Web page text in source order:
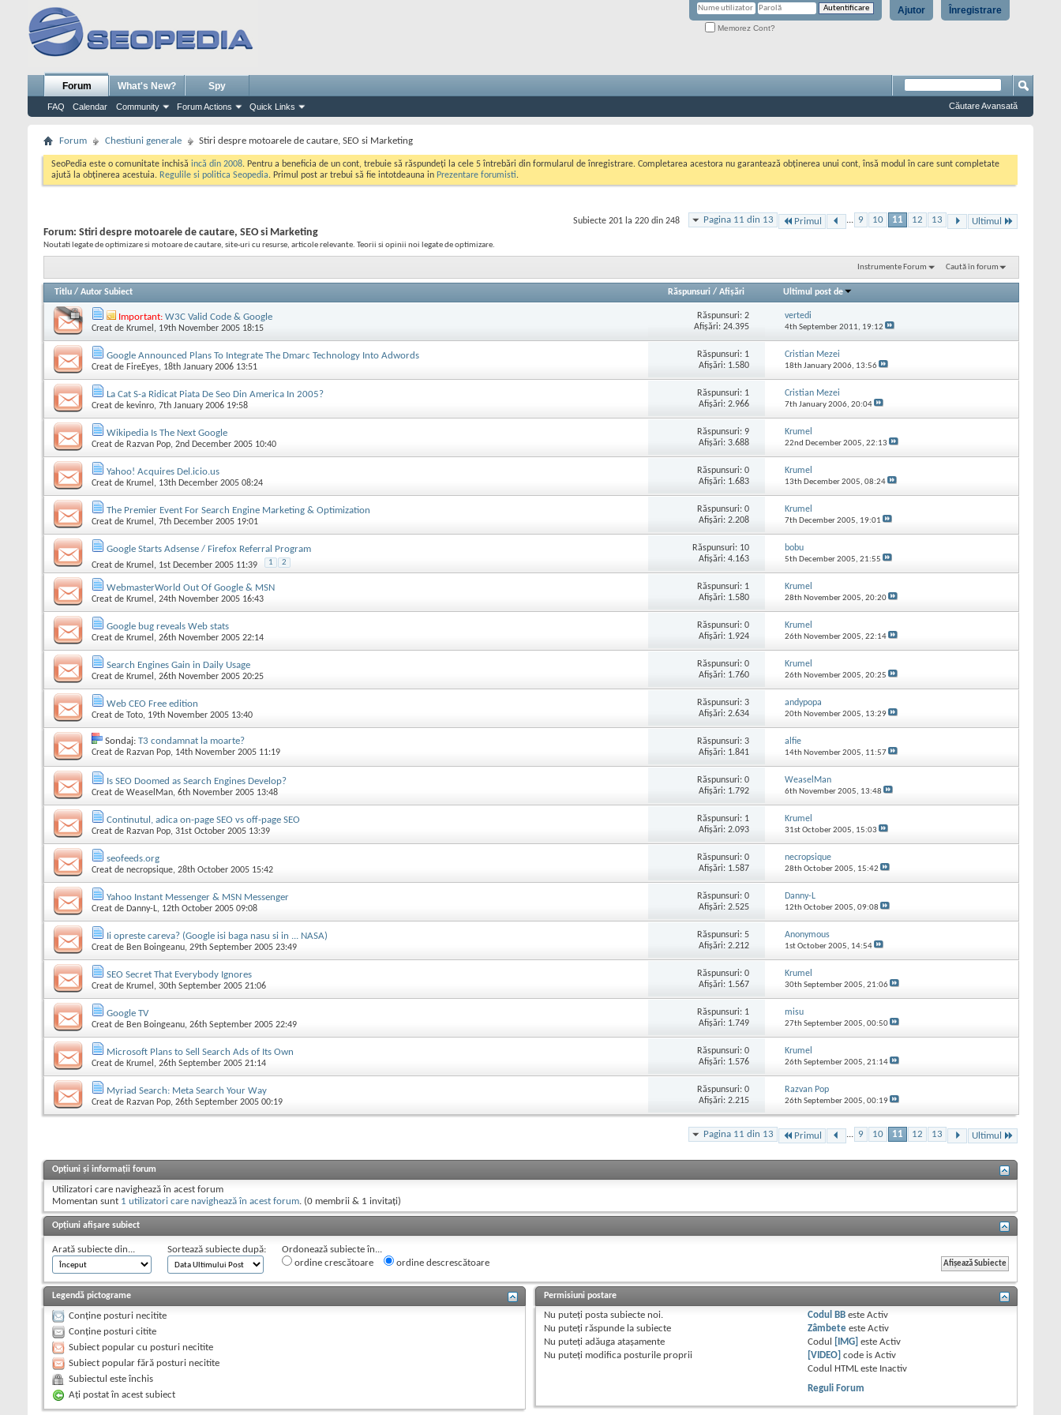
Înregistrare
Ajutor
Memorez Cont?
Forum
FAQ Calendar Community Forum Actions Quick Links
What's New? Spy
Căutare Avansată
Forum Chestiuni generale Stiri despre motoarele de cautare, SEO si Marketing
SeoPedia este o comunitate inchisă incă din 2008. Pentru a beneficia de un cont, trebuie să răspundeți la cele 5 întrebări din formularul de înregistrare. Completarea acestora nu garantează obținerea unui cont, însă modul în care sunt completate
ajută la obținerea acestuia. Regulile si politica Seopedia. Primul post ar trebui să fie intotdeauna in Prezentare forumisti.
Pagina 11 din 13 Primul ... 9 10 11 12 13 Ultimul
Subiecte 201 la 220 din 248
Forum: Stiri despre motoarele de cautare, SEO si Marketing
Noutati legate de optimizare si motoare de cautare, site-uri cu resurse, articole relevante. Teorii si opinii noi legate de optimizare.
Instrumente Forum Caută în forum
Titlu / Autor Subiect Răspunsuri/ Afişări Ultimul post de
Important: W3C Valid Code & Google
Creat de Krumel , 19th November 2005 18:15
Răspunsuri:2
Afişări: 24.395
vertedi
4th September 2011, 19:12
Google Announced Plans To Integrate The Dmarc Technology Into Adwords
Creat de FireEyes, 18th January 2006 13:51
Răspunsuri: 1
Afişări: 1.580
Cristian Mezei
18th January 2006, 13:56
La Cat S-a Ridicat Piata De Seo Din America In 2005?
Creat de kevinro, 7th January 2006 19:58
Răspunsuri: 1
Afişări: 2.966
Cristian Mezei
7th January 2006, 20:04
Wikipedia Is The Next Google
Creat de Razvan Pop, 2nd December 2005 10:40
Răspunsuri:9
Afişări: 3.688
Krumel
22nd December 2005, 22:13
Yahoo! Acquires Del.icio.us
Creat de Krumel , 13th December 2005 08:24
Răspunsuri:0
Afişări: 1.683
Krumel
13th December 2005, 08:24
The Premier Event For Search Engine Marketing & Optimization
Creat de Krumel , 7th December 2005 19:01
Răspunsuri:0
Afişări: 2.208
Krumel
7th December 2005, 19:01
Google Starts Adsense / Firefox Referral Program
Creat de Krumel , 1st December 2005 11:39 1 2
Răspunsuri: 10
Afişări: 4.163
bobu
5th December 2005, 21:55
WebmasterWorld Out Of Google & MSN
Creat de Krumel , 24th November 2005 16:43
Răspunsuri: 1
Afişări: 1.580
Krumel
28th November 2005, 20:20
Google bug reveals Web stats
Creat de Krumel , 26th November 2005 22:14
Răspunsuri:0
Afişări: 1.924
Krumel
26th November 2005, 22:14
Search Engines Gain in Daily Usage
Creat de Krumel , 26th November 2005 20:25
Răspunsuri:0
Afişări: 1.760
Krumel
26th November 2005, 20:25
Web CEO Free edition
Creat de Toto, 19th November 2005 13:40
Răspunsuri:3
Afişări: 2.634
andypopa
20th November 2005, 13:29
Sondaj: T3 condamnat la moarte?
Creat de Razvan Pop, 14th November 2005 11:19
Răspunsuri:3
Afişări: 1.841
alfie
14th November 2005, 11:57
Is SEO Doomed as Search Engines Develop?
Creat de WeaselMan, 6th November 2005 13:48
Răspunsuri:0
Afişări: 1.792
WeaselMan
6th November 2005, 13:48
Continutul, adica on-page SEO vs off-page SEO
Creat de Razvan Pop, 31st October 2005 13:39
Răspunsuri: 1
Afişări: 2.093
Krumel
31st October 2005, 15:03
seofeeds.org
Creat de necropsique, 28th October 2005 15:42
Răspunsuri:0
Afişări: 1.587
necropsique
28th October 2005, 15:42
Yahoo Instant Messenger & MSN Messenger
Creat de Danny-L, 12th October 2005 09:08
Răspunsuri:0
Afişări: 2.525
Danny-L
12th October 2005, 09:08
Ii opreste careva? (Google isi baga nasu si in ... NASA)
Creat de Ben Boingeanu, 29th September 2005 23:49
Răspunsuri:5
Afişări: 2.212
Anonymous
1st October 2005, 14:54
SEO Secret That Everybody Ignores
Creat de Krumel , 30th September 2005 21:06
Răspunsuri:0
Afişări: 1.567
Krumel
30th September 2005, 21:06
Google TV
Creat de Ben Boingeanu, 26th September 2005 22:49
Răspunsuri: 1
Afişări: 1.749
misu
27th September 2005, 00:50
Microsoft Plans to Sell Search Ads of Its Own
Creat de Krumel , 26th September 2005 21:14
Răspunsuri:0
Afişări: 1.576
Krumel
26th September 2005, 21:14
Myriad Search: Meta Search Your Way
Creat de Razvan Pop, 26th September 2005 00:19
Răspunsuri:0
Afişări: 2.215
Razvan Pop
26th September 2005, 00:19
Pagina 11 din 13 Primul ... 9 10 11 12 13 Ultimul
Opțiuni și informații forum
Utilizatori care navighează în acest forum
Momentan sunt 1 utilizatori care navighează în acest forum. (0 membrii & 1 invitaţi)
Opțiuni afișare subiect
Arată subiecte din... Sortează subiecte după:
Ordonează subiecte în...
ordine crescătoare
ordine descrescătoare
Legendă pictograme
Conține posturi necitite
Conține posturi citite
Subiect popular cu posturi necitite
Subiect popular fără posturi necitite
Subiectul este închis
Aţi postat în acest subiect
Permisiuni postare
Nu puteţi posta subiecte noi.
Nu puteţi răspunde la subiecte
Nu puteţi adăuga ataşamente
Nu puteţi modifica posturile proprii
Codul BB esteActiv
Zâmbete esteActiv
Codul
[IMG] esteActiv
[VIDEO] code isActiv
Codul HTML este Inactiv
Reguli Forum